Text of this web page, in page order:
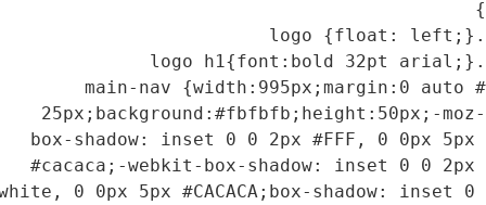
#main-nav
box-shadow: inset 0 0 2px
#cacaca;-webkit-box-shadow:
white, 0 0px 5px #CACACA;box-